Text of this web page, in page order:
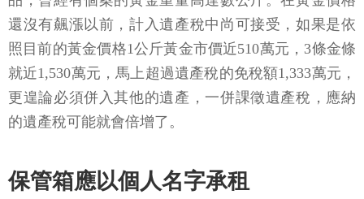
還沒有飆漲以前，計入遺產稅中尚可接受，如果是依
照目前的黃金價格1公斤黃金市價近510萬元，3條金條
就近1,530萬元，馬上超過遺產稅的免稅額1,333萬元，
更遑論必須併入其他的遺產，一併課徵遺產稅，應納
的遺產稅可能就會倍增了。
保管箱應以個人名字承租